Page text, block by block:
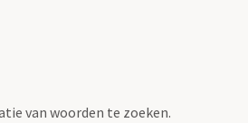
van woorden te zoeken.